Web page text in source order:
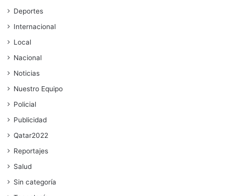
Deportes
Internacional
Local
Nacional
Noticias
Nuestro Equipo
Policial
Publicidad
Qatar2022
Reportajes
Salud
Sin categoría